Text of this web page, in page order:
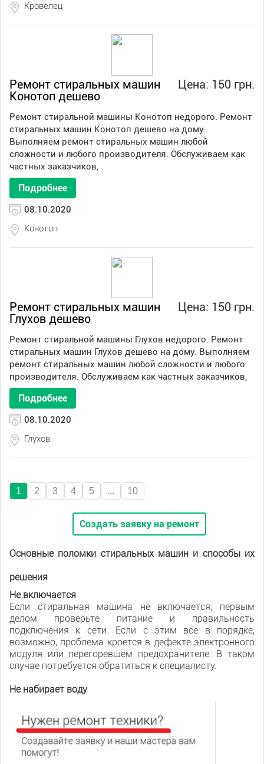
Кровелец
Цена: 150 грн.
Ремонт стиральных машин
Конотоп дешево
Ремонт стиральной машины Конотоп недорого. Ремонт
стиральных машин Конотоп дешево на дому.
Выполняем ремонт стиральных машин любой
сложности и любого производителя. Обслуживаем как
частных заказчиков,
Подробнее
08.10.2020
Конотоп
Цена: 150 грн.
Ремонт стиральных машин
Глухов дешево
Ремонт стиральной машины Глухов недорого. Ремонт
стиральных машин Глухов дешево на дому. Выполняем
ремонт стиральных машин любой сложности и любого
производителя. Обслуживаем как частных заказчиков,
Подробнее
08.10.2020
Глухов
1 2 3 4 5 ... 10
Создать заявку на ремонт
Основные поломки стиральных машин и способы их
решения
Не включается
Если стиральная машина не включается, первым
делом проверьте питание и правильность
подключения к сети. Если с этим все в порядке,
возможно, проблема кроется в дефекте электронного
модуля или перегоревшем предохранителе. В таком
случае потребуется обратиться к специалисту.
Не набирает воду